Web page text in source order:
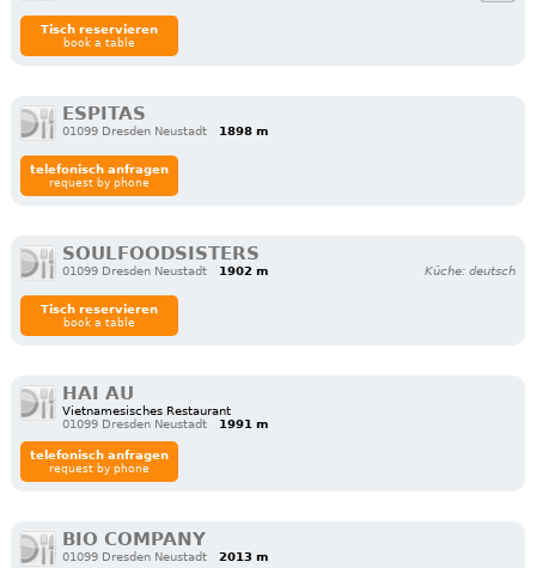
Tisch reservieren
book a table
ESPITAS
01099 Dresden Neustadt 1898 m
telefonisch anfragen
request by phone
SOULFOODSISTERS
01099 Dresden Neustadt 1902 m Küche: deutsch
Tisch reservieren
book a table
HAI AU
Vietnamesisches Restaurant
01099 Dresden Neustadt
1991 m
telefonisch anfragen
request by phone
BIO COMPANY
01099 Dresden Neustadt 2013 m